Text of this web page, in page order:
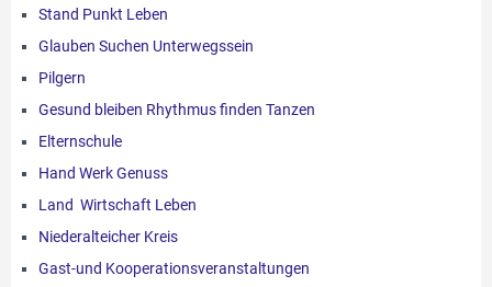
Stand Punkt Leben
Glauben Suchen Unterwegssein
Pilgern
Gesund bleiben Rhythmus finden Tanzen
Elternschule
Hand Werk Genuss
Land Wirtschaft Leben
Niederalteicher Kreis
Gast-und Kooperationsveranstaltungen